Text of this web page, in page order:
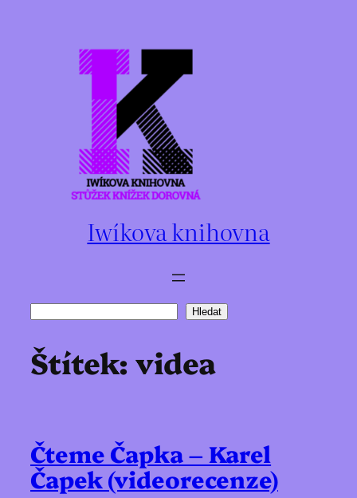
Iwíkova knihovna
Hledat
Štítek:videa
Čteme Čapka – Karel
Čapek (videorecenze)